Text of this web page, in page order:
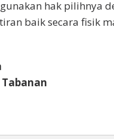
hak pilihnya
baik secara fisik